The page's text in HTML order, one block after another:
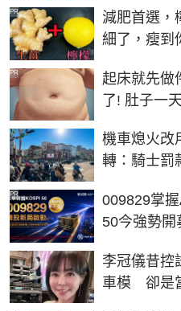
減肥首選，
細了，瘦到
PR
起床就先做
了! 肚子一
PR
機車熄火改
轉：騎士
009829掌
50今強勢開
PR
李冠儀昔控
車模 卻是